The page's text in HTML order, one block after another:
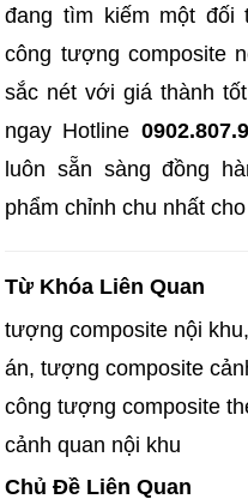
đang tìm kiếm một
công tượng composite
sắc nét với giá thành
ngay Hotline
luôn sẵn sàng đồng
phẩm chỉnh chu nhất
Từ Khóa Liên Quan
tượng composite nội
án, tượng composite
công tượng composite
cảnh quan nội khu
Chủ Đề Liên Quan